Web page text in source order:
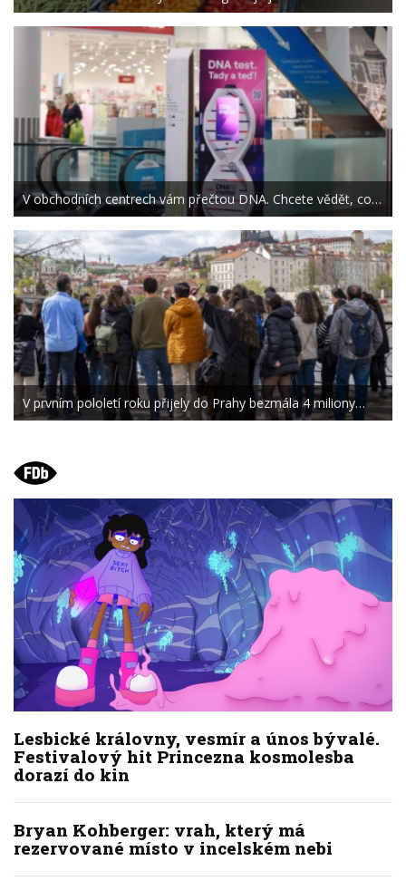
V obchodních centrech vám přečtou DNA. Chcete vědět, co…
V prvním pololetí roku přijely do Prahy bezmála 4 miliony…
Lesbické královny, vesmír a únos bývalé.
Festivalový hit Princezna kosmolesba
dorazí do kin
Bryan Kohberger: vrah, který má
rezervované místo v incelském nebi